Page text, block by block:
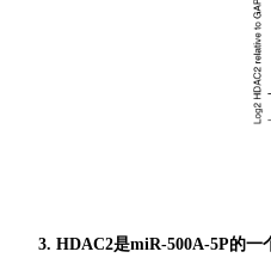
3. HDAC2是miR-500A-5P的一